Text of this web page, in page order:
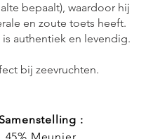
bepaalt), waardoor hij
en zoute toets heeft.
is authentiek en levendig.
bij zeevruchten.
Samenstelling :